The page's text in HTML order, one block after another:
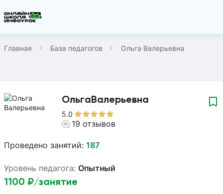
Главная База педагогов Ольга Валерьевна
ОльгаВалерьевна
5.0
19 отзывов
Проведено занятий: 187
Уровень педагога: Опытный
1100 ₽/занятие